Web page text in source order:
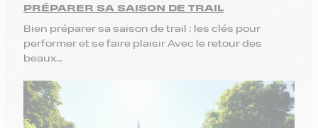
PRÉPARER SA SAISON DE TRAIL
Bien préparer sa saison de trail : les clés pour
performer et se faire plaisir Avec le retour des
beaux...